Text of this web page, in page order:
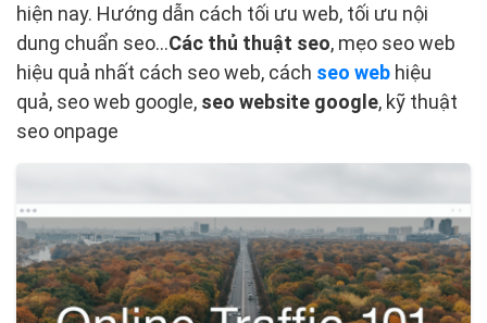
hiện nay. Hướng dẫn cách tối ưu web, tối ưu nội
dung chuẩn seo...Các thủ thuật seo, mẹo seo web
hiệu quả nhất cách seo web, cách seo web hiệu
quả, seo web google, seo website google, kỹ thuật
seo onpage